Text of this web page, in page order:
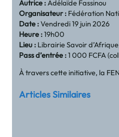
Autrice :Adélaïde Fassinou
Organisateur : Fédération
Date :Vendredi 19 juin 2026
Heure :19h00
Lieu : Librairie Savoir
Pass d’entrée :1 000 FCFA
À travers cette initiative, la
Articles Similaires